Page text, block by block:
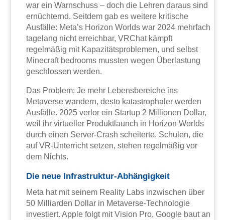
war ein Warnschuss – doch die Lehren daraus sind
ernüchternd. Seitdem gab es weitere kritische
Ausfälle: Meta’s Horizon Worlds war 2024 mehrfach
tagelang nicht erreichbar, VRChat kämpft
regelmäßig mit Kapazitätsproblemen, und selbst
Minecraft bedrooms mussten wegen Überlastung
geschlossen werden.
Das Problem: Je mehr Lebensbereiche ins
Metaverse wandern, desto katastrophaler werden
Ausfälle. 2025 verlor ein Startup 2 Millionen Dollar,
weil ihr virtueller Produktlaunch in Horizon Worlds
durch einen Server-Crash scheiterte. Schulen, die
auf VR-Unterricht setzen, stehen regelmäßig vor
dem Nichts.
Die neue Infrastruktur-Abhängigkeit
Meta hat mit seinem Reality Labs inzwischen über
50 Milliarden Dollar in Metaverse-Technologie
investiert. Apple folgt mit Vision Pro, Google baut an